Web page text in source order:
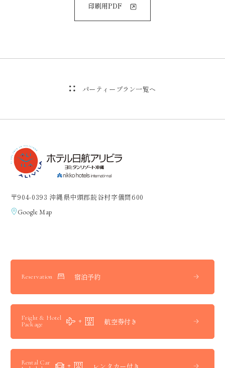
印刷用PDF
パーティープラン一覧へ
〒904-0393 沖縄県中頭郡読谷村字儀間600
Google Map
Reservation 宿泊予約
Fright & Hotel
Package
航空券付き
Rental Car